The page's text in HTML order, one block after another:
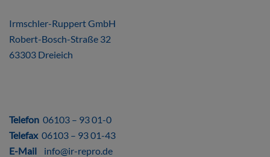
Irmschler-Ruppert GmbH
Robert-Bosch-Straße 32
63303 Dreieich
Telefon 06103 – 93 01-0
Telefax06103 – 93 01-43
E-Mail
info@ir-repro.de